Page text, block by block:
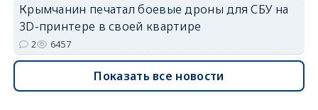
Крымчанин печатал боевые дроны для СБУ на
3D-принтере в своей квартире
2 6457
Показать все новости